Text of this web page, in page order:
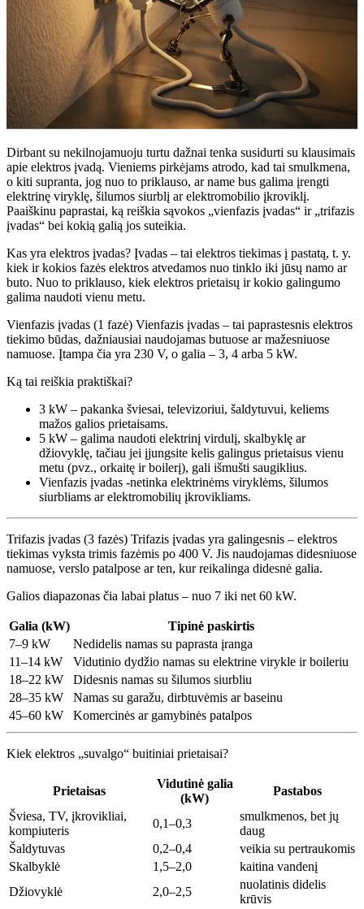
Dirbant su nekilnojamuoju turtu dažnai tenka susidurti su klausimais
apie elektros įvadą. Vieniems pirkėjams atrodo, kad tai smulkmena,
o kiti supranta, jog nuo to priklauso, ar name bus galima įrengti
elektrinę viryklę, šilumos siurblį ar elektromobilio įkroviklį.
Paaiškinu paprastai, ką reiškia sąvokos „vienfazis įvadas“ ir „trifazis
įvadas“ bei kokią galią jos suteikia.
Kas yra elektros įvadas? Įvadas – tai elektros tiekimas į pastatą, t. y.
kiek ir kokios fazės elektros atvedamos nuo tinklo iki jūsų namo ar
buto. Nuo to priklauso, kiek elektros prietaisų ir kokio galingumo
galima naudoti vienu metu.
Vienfazis įvadas (1 fazė) Vienfazis įvadas – tai paprastesnis elektros
tiekimo būdas, dažniausiai naudojamas butuose ar mažesniuose
namuose. Įtampa čia yra 230 V, o galia – 3, 4 arba 5 kW.
Ką tai reiškia praktiškai?
3 kW – pakanka šviesai, televizoriui, šaldytuvui, keliems
mažos galios prietaisams.
5 kW – galima naudoti elektrinį virdulį, skalbyklę ar
džiovyklę, tačiau jei įjungsite kelis galingus prietaisus vienu
metu (pvz., orkaitę ir boilerį), gali išmušti saugiklius.
Vienfazis įvadas -netinka elektrinėms viryklėms, šilumos
siurbliams ar elektromobilių įkrovikliams.
Trifazis įvadas (3 fazės) Trifazis įvadas yra galingesnis – elektros
tiekimas vyksta trimis fazėmis po 400 V. Jis naudojamas didesniuose
namuose, verslo patalpose ar ten, kur reikalinga didesnė galia.
Galios diapazonas čia labai platus – nuo 7 iki net 60 kW.
Galia (kW)
Tipinė paskirtis
7–9 kW
Nedidelis namas su paprasta įranga
11–14 kW
Vidutinio dydžio namas su elektrine virykle ir boileriu
18–22 kW
Didesnis namas su šilumos siurbliu
28–35 kW
Namas su garažu, dirbtuvėmis ar baseinu
45–60 kW
Komercinės ar gamybinės patalpos
Kiek elektros „suvalgo“ buitiniai prietaisai?
Prietaisas
Vidutinė galia
(kW)
Pastabos
Šviesa, TV, įkrovikliai,
kompiuteris
0,1–0,3
smulkmenos, bet jų
daug
Šaldytuvas
0,2–0,4
veikia su pertraukomis
Skalbyklė
1,5–2,0
kaitina vandenį
Džiovyklė
2,0–2,5
nuolatinis didelis
krūvis